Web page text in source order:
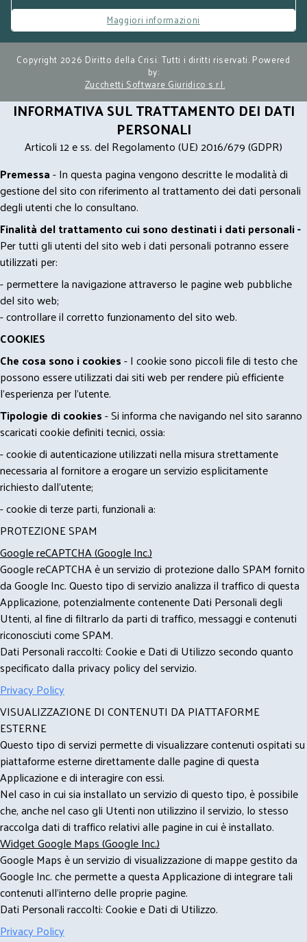
Maggiori informazioni
Copyright 2026 Diritto della Crisi. Tutti i diritti riservati. Powered
by:
Zucchetti Software Giuridico s.r.l.
INFORMATIVA SUL TRATTAMENTO DEI DATI
PERSONALI
Articoli 12 e ss. del Regolamento (UE) 2016/679 (GDPR)
Premessa- In questa pagina vengono descritte le modalità di
gestione del sito con riferimento al trattamento dei dati personali
degli utenti che lo consultano.
Finalità del trattamento cui sono destinati i dati personali -
Per tutti gli utenti del sito web i dati personali potranno essere
utilizzati per:
- permettere la navigazione attraverso le pagine web pubbliche
del sito web;
- controllare il corretto funzionamento del sito web.
COOKIES
Che cosa sono i cookies- I cookie sono piccoli file di testo che
possono essere utilizzati dai siti web per rendere più efficiente
l'esperienza per l'utente.
Tipologie di cookies- Si informa che navigando nel sito saranno
scaricati cookie definiti tecnici, ossia:
- cookie di autenticazione utilizzati nella misura strettamente
necessaria al fornitore a erogare un servizio esplicitamente
richiesto dall'utente;
- cookie di terze parti, funzionali a:
PROTEZIONE SPAM
Google reCAPTCHA (Google Inc.)
Google reCAPTCHA è un servizio di protezione dallo SPAM fornito
da Google Inc. Questo tipo di servizio analizza il traffico di questa
Applicazione, potenzialmente contenente Dati Personali degli
Utenti, al fine di filtrarlo da parti di traffico, messaggi e contenuti
riconosciuti come SPAM.
Dati Personali raccolti: Cookie e Dati di Utilizzo secondo quanto
specificato dalla privacy policy del servizio.
Privacy Policy
VISUALIZZAZIONE DI CONTENUTI DA PIATTAFORME
ESTERNE
Questo tipo di servizi permette di visualizzare contenuti ospitati su
piattaforme esterne direttamente dalle pagine di questa
Applicazione e di interagire con essi.
Nel caso in cui sia installato un servizio di questo tipo, è possibile
che, anche nel caso gli Utenti non utilizzino il servizio, lo stesso
raccolga dati di traffico relativi alle pagine in cui è installato.
Widget Google Maps (Google Inc.)
Google Maps è un servizio di visualizzazione di mappe gestito da
Google Inc. che permette a questa Applicazione di integrare tali
contenuti all'interno delle proprie pagine.
Dati Personali raccolti: Cookie e Dati di Utilizzo.
Privacy Policy